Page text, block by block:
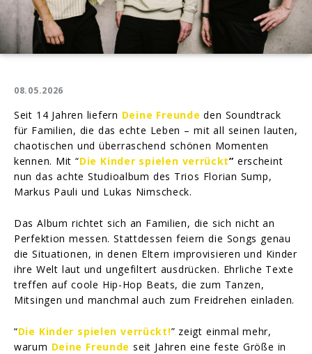
08.05.2026
Seit 14 Jahren liefern Deine Freunde den Soundtrack
für Familien, die das echte Leben – mit all seinen lauten,
chaotischen und überraschend schönen Momenten
kennen. Mit “Die Kinder spielen verrückt” erscheint
nun das achte Studioalbum des Trios Florian Sump,
Markus Pauli und Lukas Nimscheck.
Das Album richtet sich an Familien, die sich nicht an
Perfektion messen. Stattdessen feiern die Songs genau
die Situationen, in denen Eltern improvisieren und Kinder
ihre Welt laut und ungefiltert ausdrücken. Ehrliche Texte
treffen auf coole Hip-Hop Beats, die zum Tanzen,
Mitsingen und manchmal auch zum Freidrehen einladen.
“Die Kinder spielen verrückt!” zeigt einmal mehr,
warum Deine Freunde seit Jahren eine feste Größe in